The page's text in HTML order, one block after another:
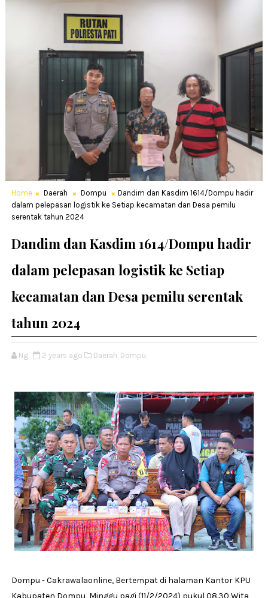
Home Daerah Dompu
Dandim dan Kasdim 1614/Dompu hadir
dalam pelepasan logistik ke Setiap kecamatan dan Desa pemilu
serentak tahun 2024
Dandim dan Kasdim 1614/Dompu hadir
dalam pelepasan logistik ke Setiap
kecamatan dan Desa pemilu serentak
tahun 2024
Ng 2 years ago Daerah, Dompu,
Dompu - Cakrawalaonline, Bertempat di halaman Kantor KPU
Kabupaten Dompu, Minggu pagi (11/2/2024) pukul 08.30 Wita